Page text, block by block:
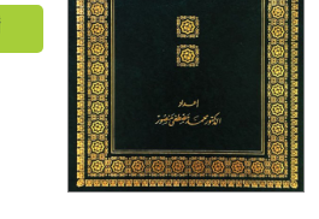
إختياراتنا
أكاديمية
صندوق
القراءة
English
بلا
حدود
يتكرر
يتكرر
طرحها
تحميل
masmu3
على
المواضيع
مبيعاً
إختياراتنا
وسائل
تعليمية
الصحة
والعناية
الشخصية
جديد